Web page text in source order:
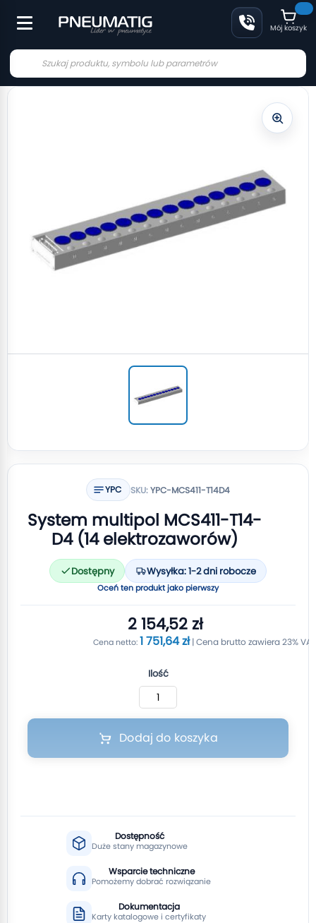
Mój koszyk
YPC SKU:YPC-MCS411-T14D4
System multipol MCS411-T14-
D4 (14 elektrozaworów)
Dostępny Wysyłka: 1-2 dni robocze
Oceń ten produkt jako pierwszy
2 154,52 zł
1 751,64 zł
Ilość
Dodaj do koszyka
Dostępność
Duże stany magazynowe
Wsparcie techniczne
Pomożemy dobrać rozwiązanie
Dokumentacja
Karty katalogowe i certyfikaty